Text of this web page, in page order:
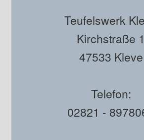
Teufelswerk
Kirchstraße 1
47533 Kleve
Telefon:
02821 -